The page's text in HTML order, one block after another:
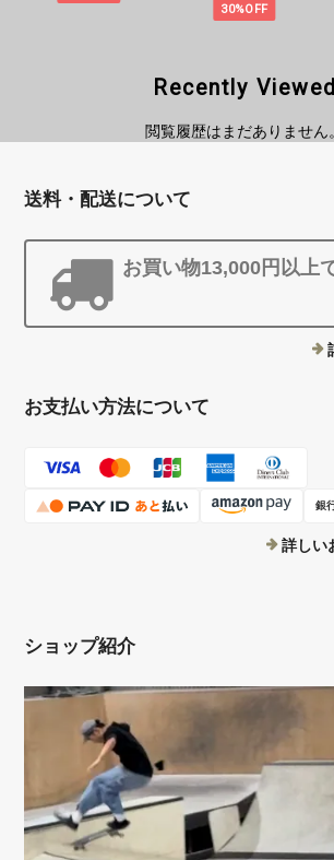
30%OFF
Recently Viewed
閲覧履歴はまだありません。
送料・配送について
お買い物13,000円以上
お支払い方法について
銀
詳しい
ショップ紹介